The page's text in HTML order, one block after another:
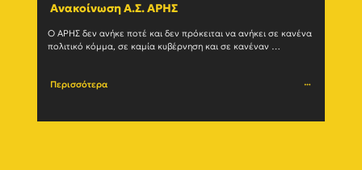
Ανακοίνωση Α.Σ. ΑΡΗΣ
Ο ΑΡΗΣ δεν ανήκε ποτέ και δεν πρόκειται να ανήκει σε κανένα
πολιτικό κόμμα, σε καμία κυβέρνηση και σε κανέναν
Περισσότερα